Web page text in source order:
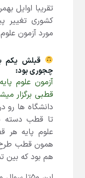
کشوری تغییر
مورد آزمون
قبلش یکم
چجوری بود:
آزمون علوم
قطبی برگزار
دانشگاه ها رو
تا قطب دسته
هم بود که بین